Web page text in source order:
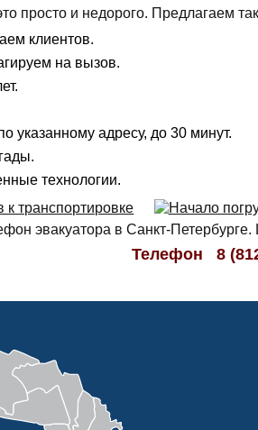
просто и недорого. Предлагаем
клиентов.
на вызов.
указанному адресу, до 30 минут.
технологии.
эвакуатора в Санкт-
Телефон 8